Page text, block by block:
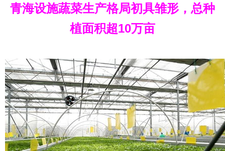
青海设施蔬菜生产格局初具雏形，总种
植面积超10万亩